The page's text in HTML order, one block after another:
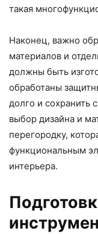
такая
Наконец, важно
материалов и
должны быть
обработаны
долго и сохранить
выбор дизайна и
перегородку,
функциональным
интерьера.